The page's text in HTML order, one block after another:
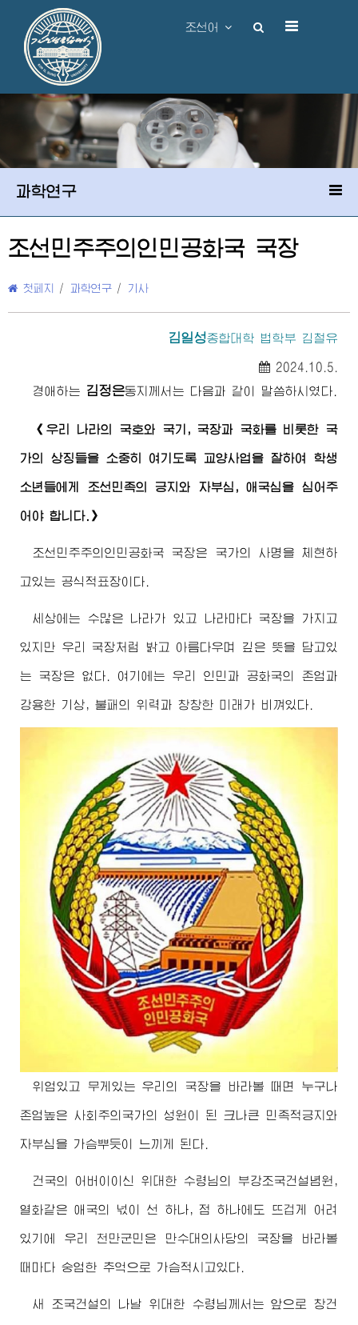
조선어
과학연구
조선민주주의인민공화국 국장
첫페지 / 과학연구 / 기사
김일성종합대학 법학부 김철유
2024.10.5.
경애하는 김정은동지께서 는 다음과 같이 말씀하시였다.
《우리 나라의 국호와 국기, 국장과 국화를 비롯한 국
가의 상징들을 소중히 여기도록 교양사업을 잘하여 학생
소년들에게 조선민족의 긍지와 자부심, 애국심을 심어주
어야 합니다.》
조선민주주의인민공화국 국장은 국가의 사명을 체현하
고있는 공식적표장이다.
세상에는 수많은 나라가 있고 나라마다 국장을 가지고
있지만 우리 국장처럼 밝고 아름다우며 깊은 뜻을 담고있
는 국장은 없다. 여기에는 우리 인민과 공화국의 존엄과
강용한 기상, 불패의 위력과 창창한 미래가 비껴있다.
위엄있고 무게있는 우리의 국장을 바라볼 때면 누구나
존엄높은 사회주의국가의 성원이 된 크나큰 민족적긍지와
자부심을 가슴뿌듯이 느끼게 된다.
건국의 어버이 이신 위대한 수령님 의 부강조국건설념원,
열화같은 애국의 넋이 선 하나, 점 하나에도 뜨겁게 어려
있기에 우리 천만군민은 만수대의사당의 국장을 바라볼
때마다 숭엄한 추억으로 가슴적시고있다.
새 조국건설의 나날 위대한 수령님께서 는 앞으로 창건